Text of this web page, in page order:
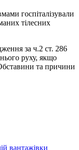
госпіталізували
тілесних
за ч.2 ст. 286
руху, якщо
та причини
вантажівки